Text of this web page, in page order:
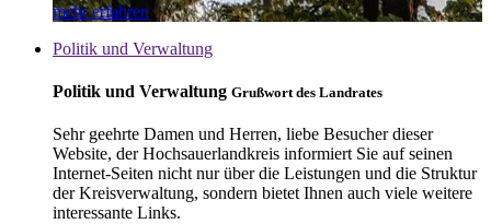
mehr erfahren
Politik und Verwaltung
Politik und Verwaltung Grußwort des Landrates
Sehr geehrte Damen und Herren, liebe Besucher dieser
Website, der Hochsauerlandkreis informiert Sie auf seinen
Internet-Seiten nicht nur über die Leistungen und die Struktur
der Kreisverwaltung, sondern bietet Ihnen auch viele weitere
interessante Links.